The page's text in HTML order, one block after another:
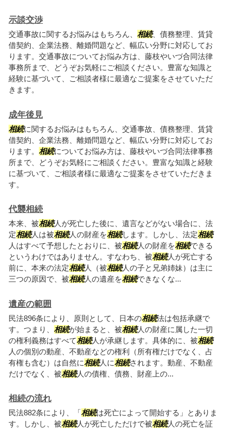
示談交渉
交通事故に関するお悩みはもちろん、 相続、債務整理、賃貸
借契約、企業法務、離婚問題など、幅広い分野に対応してお
ります。交通事故についてお悩み方は、藤枝やいづ合同法律
事務所まで、どうぞお気軽にご相談ください。豊富な知識と
経験に基づいて、ご相談者様に最適なご提案をさせていただ
きます。
成年後見
相続に関するお悩みはもちろん、交通事故、債務整理、賃貸
借契約、企業法務、離婚問題など、幅広い分野に対応してお
ります。 相続についてお悩み方は、藤枝やいづ合同法律事務
所まで、どうぞお気軽にご相談ください。豊富な知識と経験
に基づいて、ご相談者様に最適なご提案をさせていただきま
す。
代襲相続
本来、被相続人が死亡した後に、遺言などがない場合に、法
定相続人は被相続人の財産を相続します。しかし、法定相続
人はすべて予想したとおりに、被相続人の財産を相続できる
というわけではありません。すなわち、被相続人が死亡する
前に、本来の法定相続人（被相続人の子と兄弟姉妹）は主に
三つの原因で、被相続人の遺産を相続できなくな...
遺産の範囲
民法896条により、原則として、日本の相続法は包括承継で
す。つまり、 相続が始まると、被相続人の財産に属した一切
の権利義務はすべて相続人が承継します。具体的に、被相続
人の個別の動産、不動産などの権利（所有権だけでなく、占
有権も含む）は自然に相続人に相続されます。動産、不動産
だけでなく、被相続人の債権、債務、財産上の...
相続の流れ
民法882条により、「相続は死亡によって開始する」とありま
す。しかし、被相続人が死亡しただけで被相続人の死亡を証